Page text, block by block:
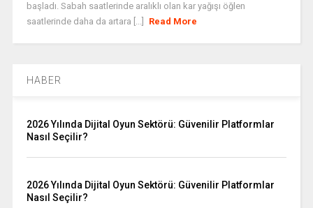
başladı. Sabah saatlerinde aralıklı olan kar yağışı öğlen
saatlerinde daha da artara [...]
Read More
HABER
2026 Yılında Dijital Oyun Sektörü: Güvenilir Platformlar
Nasıl Seçilir?
2026 Yılında Dijital Oyun Sektörü: Güvenilir Platformlar
Nasıl Seçilir?